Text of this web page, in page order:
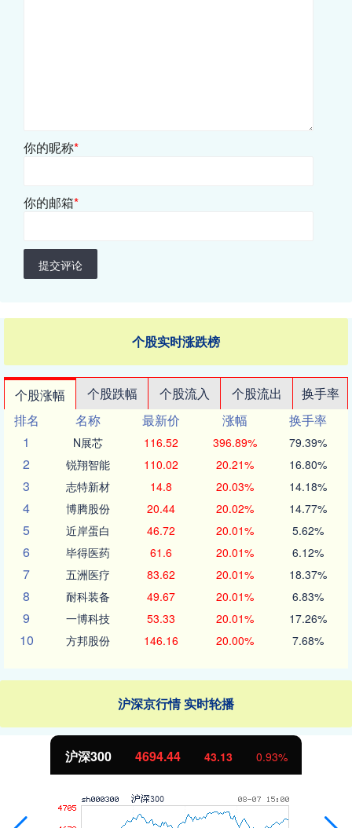
你的昵称*
你的邮箱*
提交评论
个股实时涨跌榜
个股涨幅 个股跌幅 个股流入 个股流出
换手率
排名
名称 最新价 涨幅
换手率
1
N展芯 116.52 396.89% 79.39%
2 锐翔智能 110.02 20.21% 16.80%
3 志特新材 14.8 20.03% 14.18%
4 博腾股份 20.44 20.02% 14.77%
5 近岸蛋白 46.72 20.01% 5.62%
6 毕得医药 61.6 20.01% 6.12%
7 五洲医疗 83.62 20.01% 18.37%
8 耐科装备 49.67 20.01% 6.83%
9 一博科技 53.33 20.01% 17.26%
10 方邦股份 146.16 20.00% 7.68%
沪深京行情 实时轮播
沪深300 4694.44 43.13 0.93%